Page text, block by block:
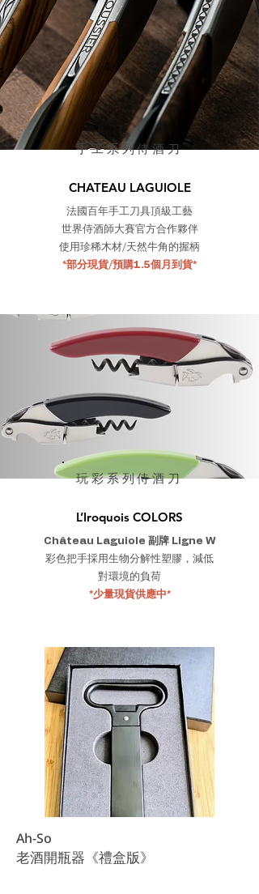
手工系列侍酒刀
CHATEAU LAGUIOLE
法國百年手工刀具頂級工藝
世界侍酒師大賽官方合作夥伴
使用珍稀木材/天然牛角的握柄
*部分現貨/預購1.5個月到貨*
玩彩系列侍酒刀
L’Iroquois COLORS
Château Laguiole 副牌 Ligne W
彩色把手採用生物分解性塑膠，減低
對環境的負荷
*​少量現貨供應中*
Ah-So
老酒開瓶器《禮盒版》